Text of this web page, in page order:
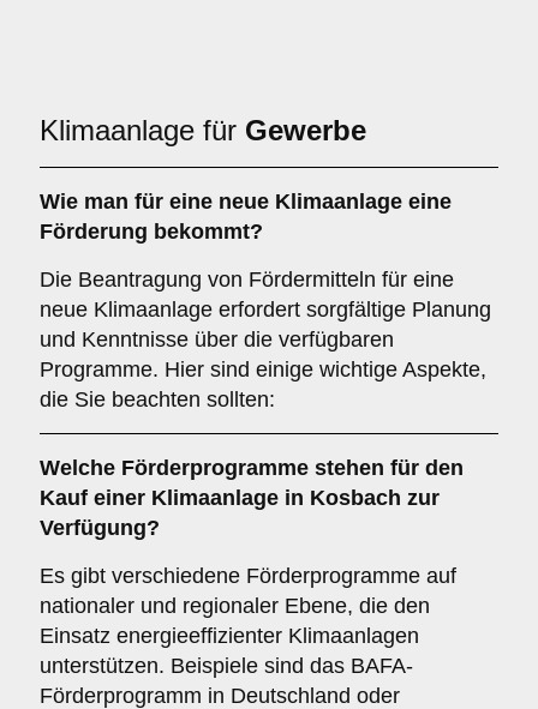
Klimaanlage für Gewerbe
Wie man für eine neue Klimaanlage eine
Förderung bekommt?
Die Beantragung von Fördermitteln für eine
neue Klimaanlage erfordert sorgfältige Planung
und Kenntnisse über die verfügbaren
Programme. Hier sind einige wichtige Aspekte,
die Sie beachten sollten:
Welche Förderprogramme stehen für den
Kauf einer Klimaanlage in Kosbach zur
Verfügung?
Es gibt verschiedene Förderprogramme auf
nationaler und regionaler Ebene, die den
Einsatz energieeffizienter Klimaanlagen
unterstützen. Beispiele sind das BAFA-
Förderprogramm in Deutschland oder